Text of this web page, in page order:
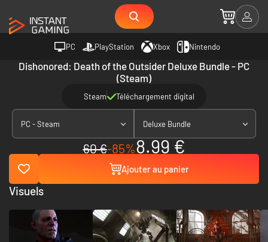
PC PlayStation Xbox Nintendo
Dishonored: Death of the Outsider Deluxe Bundle - PC
(Steam)
Steam Téléchargement digital
PC - Steam Deluxe Bundle
60 €-85%8.99 €
Ajouter au panier
Visuels